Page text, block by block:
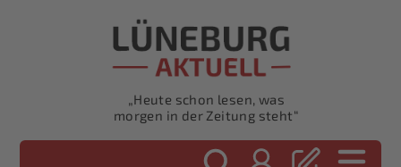
„Heute schon lesen, was
morgen in der Zeitung steht“